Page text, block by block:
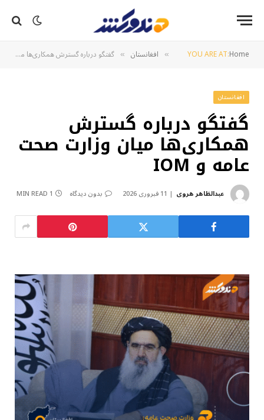
YOU ARE AT:Home
» افغانستان » گفتگو درباره گسترش همکاری‌ها میان وزارت صحت عامه و IOM
افغانستان
گفتگو درباره گسترش
همکاری‌ها میان وزارت صحت
عامه و IOM
عبدالظاهر هروی 11 فبروری 2026 بدون دیدگاه 1 MIN READ